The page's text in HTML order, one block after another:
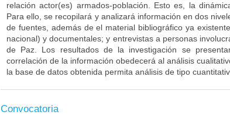
relación actor(es) armados-población. Esto es, la
Para ello, se recopilará y analizará información en dos
de fuentes, además de el material bibliográfico ya
nacional) y documentales; y entrevistas a personas
de Paz. Los resultados de la investigación se
correlación de la información obedecerá al análisis
la base de datos obtenida permita análisis de tipo
Convocatoria